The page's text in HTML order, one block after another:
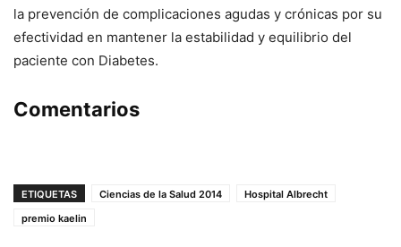
la prevención de complicaciones agudas y crónicas por su
efectividad en mantener la estabilidad y equilibrio del
paciente con Diabetes.
Comentarios
ETIQUETAS Ciencias de la Salud 2014
Hospital Albrecht
premio kaelin